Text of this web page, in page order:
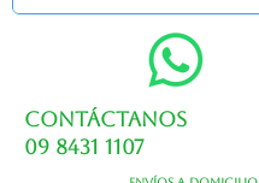
Contáctanos
09 8431 1107